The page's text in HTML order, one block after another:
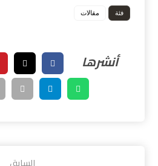
فئة مقالات
السابق